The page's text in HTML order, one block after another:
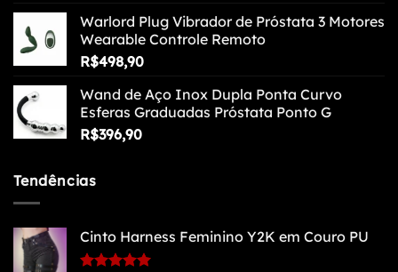
preço:
R$166,90
Warlord Plug Vibrador de Próstata 3 Motores
Wearable Controle Remoto
R$498,90
Wand de Aço Inox Dupla Ponta Curvo
Esferas Graduadas Próstata Ponto G
R$396,90
Tendências
Cinto Harness Feminino Y2K em Couro PU